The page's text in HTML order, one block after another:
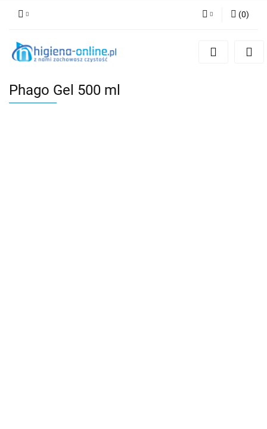
Zaloguj się
(0)
Phago Gel 500 ml